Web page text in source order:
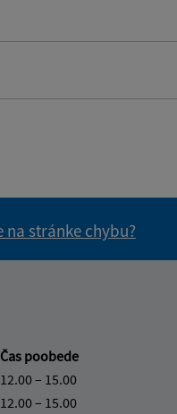
na stránke chybu?
Čas poobede
12.00 – 15.00
12.00 – 15.00